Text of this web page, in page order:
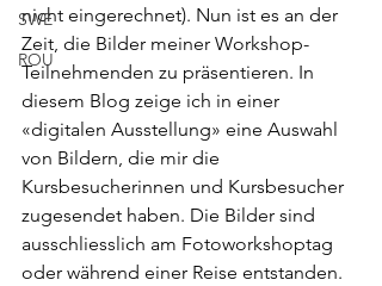
SWE
ROU
nicht eingerechnet). Nun ist es an der
Zeit, die Bilder meiner Workshop-
Teilnehmenden zu präsentieren. In
diesem Blog zeige ich in einer
«digitalen Ausstellung» eine Auswahl
von Bildern, die mir die
Kursbesucherinnen und Kursbesucher
zugesendet haben. Die Bilder sind
ausschliesslich am Fotoworkshoptag
oder während einer Reise entstanden.